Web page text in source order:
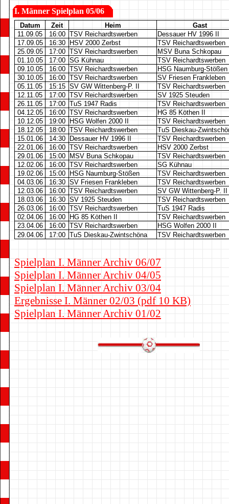
I. Männer Spielplan 05/06
Datum Zeit Heim
Gast
11.09.05
16:00 TSV Reichardtswerben
Dessauer HV 1996 II
17.09.05
16:30 HSV 2000 Zerbst
TSV Reichardtswerben
25.09.05
17:00 TSV Reichardtswerben
MSV Buna Schkopau
01.10.05
17:00 SG Kühnau
TSV Reichardtswerben
09.10.05
16:00 TSV Reichardtswerben
HSG Naumburg-Stößen
30.10.05
16:00 TSV Reichardtswerben
SV Friesen Frankleben
05.11.05
15:15 SV GW Wittenberg-P. II
TSV Reichardtswerben
12.11.05
17:00 TSV Reichardtswerben
SV 1925 Steuden
26.11.05
17:00 TuS 1947 Radis
TSV Reichardtswerben
04.12.05
16:00 TSV Reichardtswerben
HG 85 Köthen II
10.12.05
19:00 HSG Wolfen 2000 II
TSV Reichardtswerben
18.12.05
18:00 TSV Reichardtswerben
TuS Dieskau-
15.01.06
14:30 Dessauer HV 1996 II
TSV Reichardtswerben
22.01.06
16:00 TSV Reichardtswerben
HSV 2000 Zerbst
29.01.06
15:00 MSV Buna Schkopau
TSV Reichardtswerben
12.02.06
16:00 TSV Reichardtswerben
SG Kühnau
19.02.06
15:00 HSG Naumburg-Stößen
TSV Reichardtswerben
04.03.06
16:30 SV Friesen Frankleben
TSV Reichardtswerben
12.03.06
16:00 TSV Reichardtswerben
SV GW Wittenberg-P. II
18.03.06
16:30 SV 1925 Steuden
TSV Reichardtswerben
26.03.06
16:00 TSV Reichardtswerben
TuS 1947 Radis
02.04.06
16:00 HG 85 Köthen II
TSV Reichardtswerben
23.04.06
16:00 TSV Reichardtswerben
HSG Wolfen 2000 II
29.04.06
17:00 TuS Dieskau-Zwintschöna TSV Reichardtswerben
Spielplan I. Männer Archiv 06/07
Spielplan I. Männer Archiv 04/05
Spielplan I. Männer Archiv 03/04
Ergebnisse I. Männer 02/03 (pdf 10 KB)
Spielplan I. Männer Archiv 01/02